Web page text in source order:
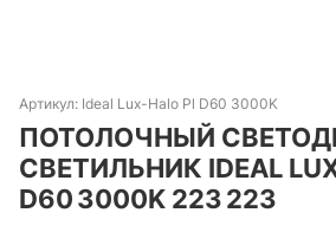
Артикул: Ideal Lux-Halo Pl D60 3000K
ПОТОЛОЧНЫЙ
СВЕТИЛЬНИК IDEAL LUX
D60 3000K 223 223